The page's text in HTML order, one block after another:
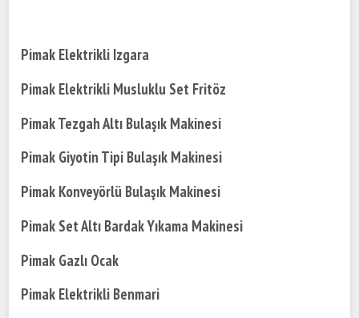
Pimak Elektrikli Izgara
Pimak Elektrikli Musluklu Set Fritöz
Pimak Tezgah Altı Bulaşık Makinesi
Pimak Giyotin Tipi Bulaşık Makinesi
Pimak Konveyörlü Bulaşık Makinesi
Pimak Set Altı Bardak Yıkama Makinesi
Pimak Gazlı Ocak
Pimak Elektrikli Benmari